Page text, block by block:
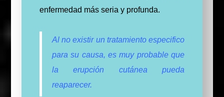
enfermedad más seria y profunda.
Al no existir un tratamiento especifico
para su causa, es muy probable que
la erupción cutánea pueda
reaparecer.